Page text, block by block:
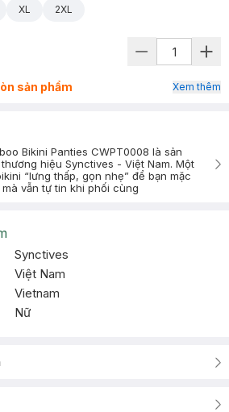
XL 2XL
sản phẩm Xem thêm
Bikini Panties CWPT0008 là sản
hiệu Synctives - Việt Nam. Một
“lưng thấp, gọn nhẹ” để bạn mặc
vẫn tự tin khi phối cùng
Synctives
Việt Nam
Vietnam
Nữ